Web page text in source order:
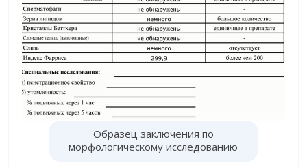
Образец заключения по
морфологическому исследованию